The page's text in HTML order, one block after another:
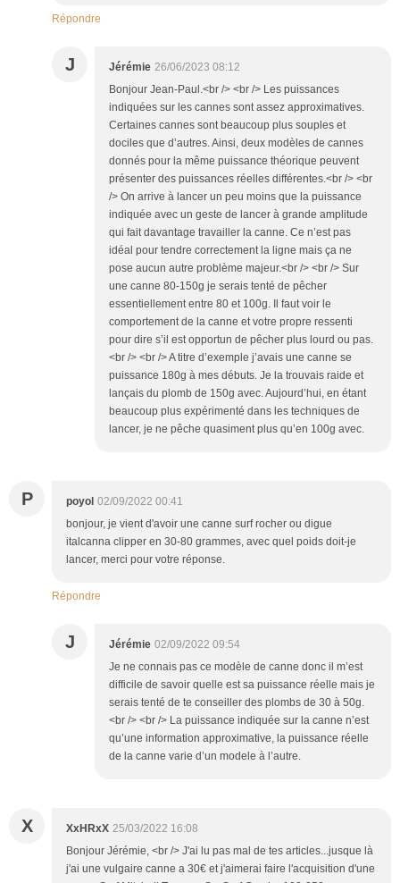
Répondre
J Jérémie 26/06/2023 08:12
Bonjour Jean-Paul.<br /> <br /> Les puissances
indiquées sur les cannes sont assez approximatives.
Certaines cannes sont beaucoup plus souples et
dociles que d’autres. Ainsi, deux modèles de cannes
donnés pour la même puissance théorique peuvent
présenter des puissances réelles différentes.<br /> <br
/> On arrive à lancer un peu moins que la puissance
indiquée avec un geste de lancer à grande amplitude
qui fait davantage travailler la canne. Ce n’est pas
idéal pour tendre correctement la ligne mais ça ne
pose aucun autre problème majeur.<br /> <br /> Sur
une canne 80-150g je serais tenté de pêcher
essentiellement entre 80 et 100g. Il faut voir le
comportement de la canne et votre propre ressenti
pour dire s’il est opportun de pêcher plus lourd ou pas.
<br /> <br /> A titre d’exemple j’avais une canne se
puissance 180g à mes débuts. Je la trouvais raide et
lançais du plomb de 150g avec. Aujourd’hui, en étant
beaucoup plus expérimenté dans les techniques de
lancer, je ne pêche quasiment plus qu’en 100g avec.
P poyol 02/09/2022 00:41
bonjour, je vient d'avoir une canne surf rocher ou digue
italcanna clipper en 30-80 grammes, avec quel poids doit-je
lancer, merci pour votre réponse.
Répondre
J Jérémie 02/09/2022 09:54
Je ne connais pas ce modèle de canne donc il m’est
difficile de savoir quelle est sa puissance réelle mais je
serais tenté de te conseiller des plombs de 30 à 50g.
<br /> <br /> La puissance indiquée sur la canne n’est
qu’une information approximative, la puissance réelle
de la canne varie d’un modele à l’autre.
X XxHRxX 25/03/2022 16:08
Bonjour Jérémie, <br /> J'ai lu pas mal de tes articles...jusque là
j'ai une vulgaire canne a 30€ et j'aimerai faire l'acquisition d'une